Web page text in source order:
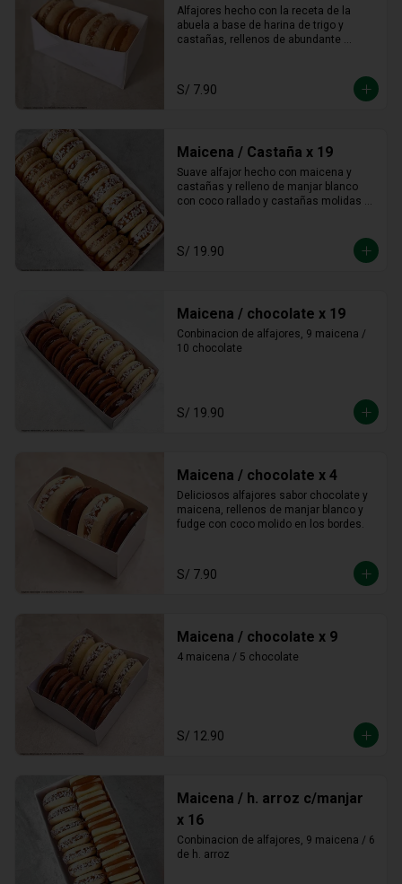
Alfajores hecho con la receta de la
abuela a base de harina de trigo y
castañas, rellenos de abundante
S/ 7.90
Maicena / Castaña x 19
Suave alfajor hecho con maicena y
castañas y relleno de manjar blanco
con coco rallado y castañas molidas
S/ 19.90
Maicena / chocolate x 19
Conbinacion de alfajores, 9 maicena /
10 chocolate
S/ 19.90
Maicena / chocolate x 4
Deliciosos alfajores sabor chocolate y
maicena, rellenos de manjar blanco y
fudge con coco molido en los bordes.
S/ 7.90
Maicena / chocolate x 9
4 maicena / 5 chocolate
S/ 12.90
Maicena / h. arroz c/manjar
x 16
Conbinacion de alfajores, 9 maicena / 6
de h. arroz